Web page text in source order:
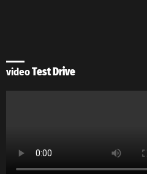
videoTest Drive